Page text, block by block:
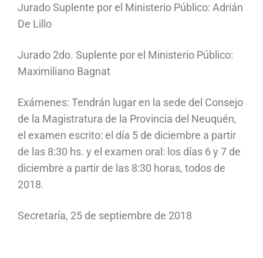
Jurado Suplente por el Ministerio Público: Adrián
De Lillo
Jurado 2do. Suplente por el Ministerio Público:
Maximiliano Bagnat
Exámenes: Tendrán lugar en la sede del Consejo
de la Magistratura de la Provincia del Neuquén,
el examen escrito: el día 5 de diciembre a partir
de las 8:30 hs. y el examen oral: los días 6 y 7 de
diciembre a partir de las 8:30 horas, todos de
2018.
Secretaría, 25 de septiembre de 2018